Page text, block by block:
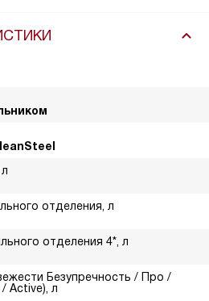
отделения, л
отделения 4*, л
Безупречность / Про /
Active), л